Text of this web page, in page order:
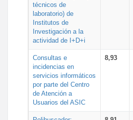
técnicos de
laboratorio) de
Institutos de
Investigación a la
actividad de I+D+i
Consultas e
incidencias en
servicios informáticos
por parte del Centro
de Atención a
Usuarios del ASIC
8,93